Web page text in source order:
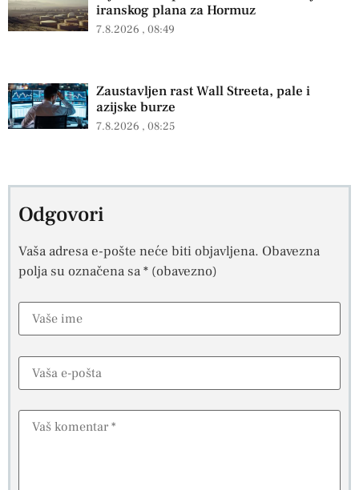
iranskog plana za Hormuz
7.8.2026 08:49
Zaustavljen rast Wall Streeta, pale i
azijske burze
7.8.2026 08:25
Odgovori
Vaša adresa e-pošte neće biti objavljena. Obavezna
polja su označena sa* (obavezno)